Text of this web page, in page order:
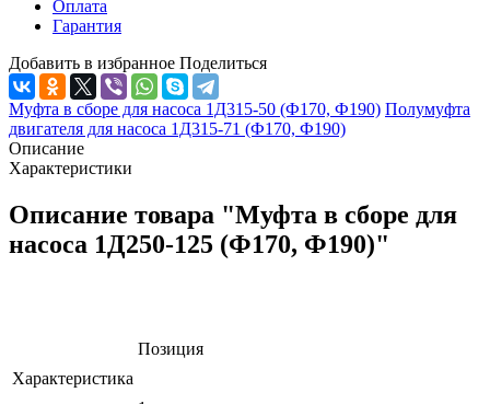
Оплата
Гарантия
Добавить в избранное Поделиться
Муфта в сборе для насоса 1Д315-50 (Ф170, Ф190) Полумуфта
двигателя для насоса 1Д315-71 (Ф170, Ф190)
Описание
Характеристики
Описание товара "Муфта в сборе для
насоса 1Д250-125 (Ф170, Ф190)"
Характеристика
Позиция